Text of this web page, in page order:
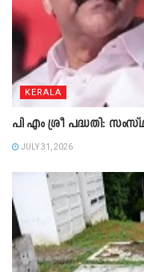
KERALA
പി എം ശ്രീ പദ്ധതി:
JULY 31, 2026